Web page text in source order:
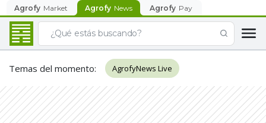
Agrofy Market Agrofy News Agrofy Pay
Temas del momento: AgrofyNews Live